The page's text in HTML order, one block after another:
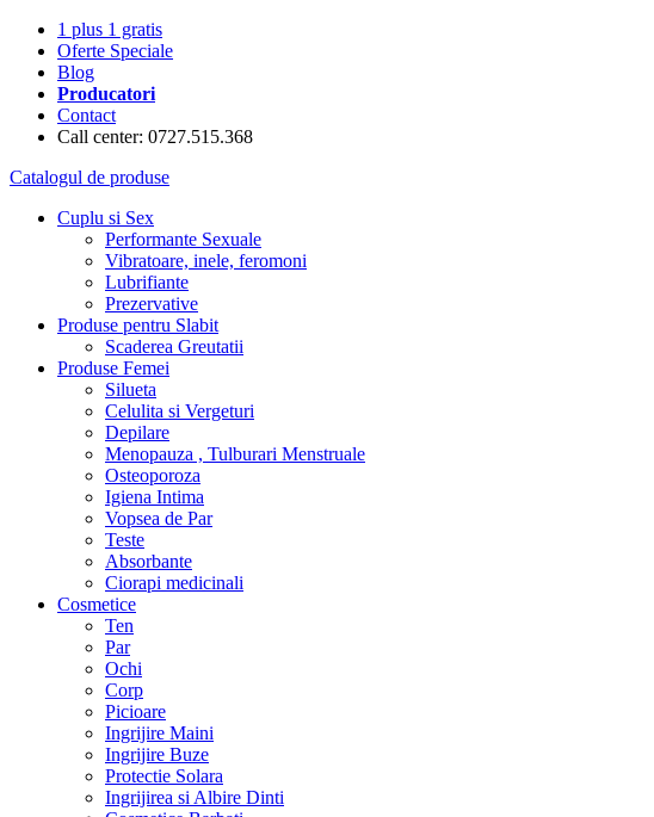
1 plus 1 gratis
Oferte Speciale
Blog
Producatori
Contact
Call center: 0727.515.368
Catalogul de produse
Cuplu si Sex
Performante Sexuale
Vibratoare, inele, feromoni
Lubrifiante
Prezervative
Produse pentru Slabit
Scaderea Greutatii
Produse Femei
Silueta
Celulita si Vergeturi
Depilare
Menopauza , Tulburari Menstruale
Osteoporoza
Igiena Intima
Vopsea de Par
Teste
Absorbante
Ciorapi medicinali
Cosmetice
Ten
Par
Ochi
Corp
Picioare
Ingrijire Maini
Ingrijire Buze
Protectie Solara
Ingrijirea si Albire Dinti